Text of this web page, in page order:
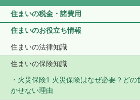
住まいの税金・諸費用
住まいのお役立ち情報
住まいの法律知識
住まいの保険知識
火災保険1 火災保険はなぜ必要？どの
かせない理由